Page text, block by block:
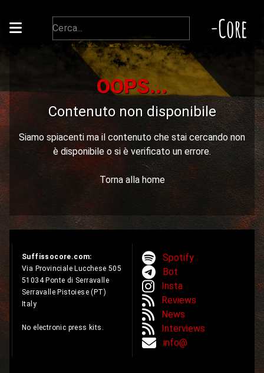
-Core
OOPS...
Contenuto non disponibile
Siamo spiacenti ma il contenuto che stai cercando non
è disponibile o si è verificato un errore.
Torna alla home
Suffissocore.com:
Via Provinciale Lucchese 505
51034 Ponte di Serravalle
Serravalle Pistoiese (PT)
Italy
No electronic press kits.
Spotify
Bot
Insta
Reviews
News
Interviews
info@